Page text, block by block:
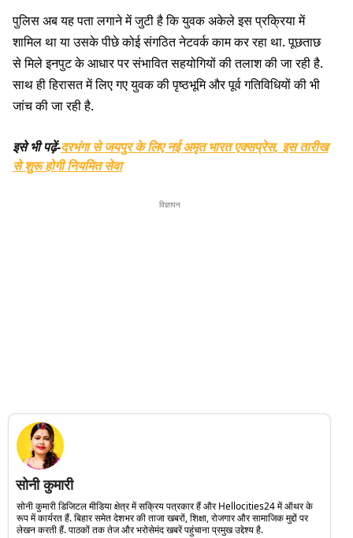
पुलिस अब यह पता लगाने में जुटी है कि युवक अकेले इस प्रक्रिया में
शामिल था या उसके पीछे कोई संगठित नेटवर्क काम कर रहा था. पूछताछ
से मिले इनपुट के आधार पर संभावित सहयोगियों की तलाश की जा रही है.
साथ ही हिरासत में लिए गए युवक की पृष्ठभूमि और पूर्व गतिविधियों की भी
जांच की जा रही है.
इसे भी पढ़ें-दरभंगा से जयपुर के लिए नई अमृत भारत एक्सप्रेस, इस तारीख
से शुरू होगी नियमित सेवा
विज्ञापन
सोनी कुमारी
सोनी कुमारी डिजिटल मीडिया क्षेत्र में सक्रिय पत्रकार हैं और Hellocities24 में ऑथर के
रूप में कार्यरत हैं. बिहार समेत देशभर की ताजा खबरों, शिक्षा, रोजगार और सामाजिक मुद्दों पर
लेखन करती हैं. पाठकों तक तेज और भरोसेमंद खबरें पहुंचाना प्रमुख उद्देश्य है.